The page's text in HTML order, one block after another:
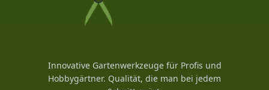
Innovative Gartenwerkzeuge für Profis und
Hobbygärtner. Qualität, die man bei jedem